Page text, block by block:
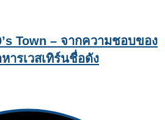
Town – จากความชอบของ
ารเวสเทิร์นชื่อดัง